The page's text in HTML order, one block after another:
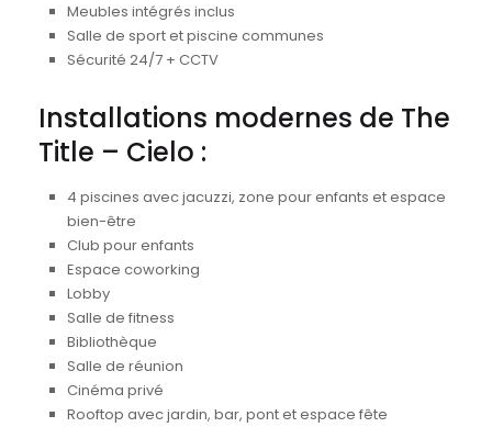
Meubles intégrés inclus
Salle de sport et piscine communes
Sécurité 24/7 + CCTV
Installations modernes de The
Title – Cielo :
4 piscines avec jacuzzi, zone pour enfants et espace
bien-être
Club pour enfants
Espace coworking
Lobby
Salle de fitness
Bibliothèque
Salle de réunion
Cinéma privé
Rooftop avec jardin, bar, pont et espace fête